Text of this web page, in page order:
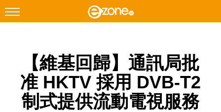
Facebook Instagram
科技焦點
網絡生活
【維基回歸】通訊局批
准 HKTV 採用 DVB-T2
制式提供流動電視服務